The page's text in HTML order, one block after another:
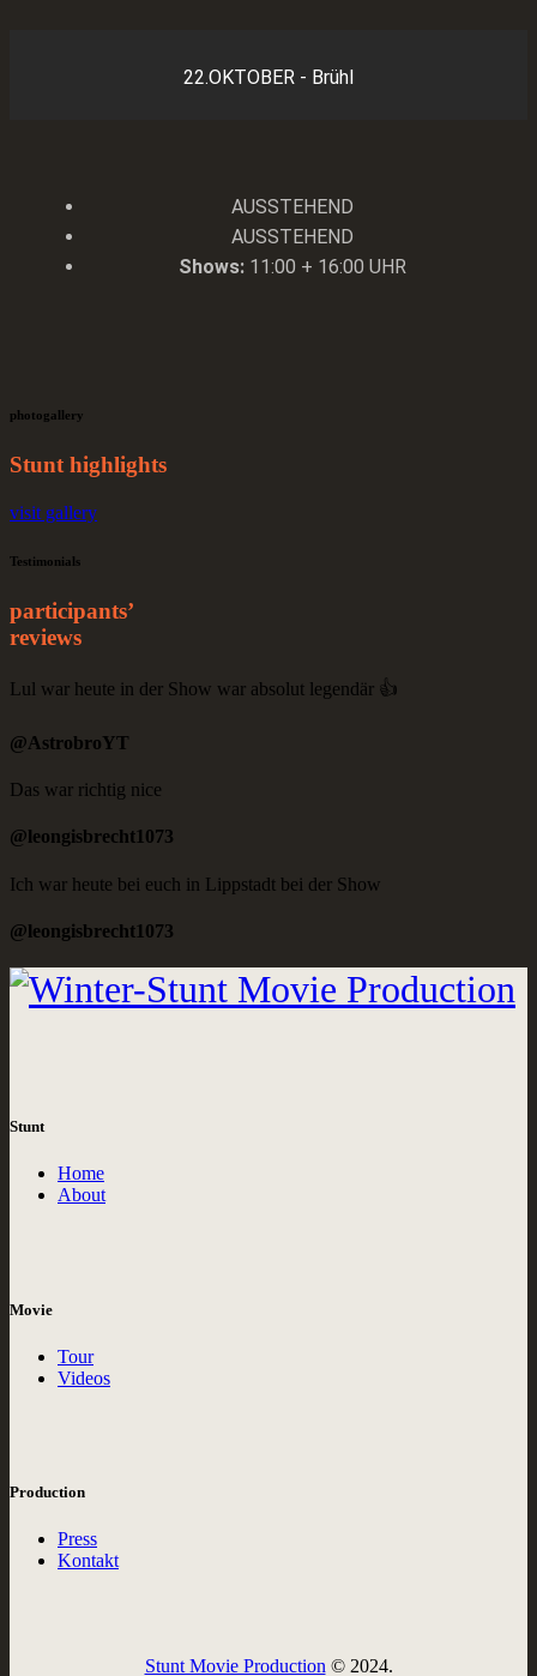
22.OKTOBER - Brühl
AUSSTEHEND
AUSSTEHEND
Shows: 11:00 + 16:00 UHR
photogallery
Stunt highlights
visit gallery
Testimonials
participants’
reviews
Lul war heute in der Show war absolut legendär 👍
@AstrobroYT
Das war richtig nice
@leongisbrecht1073
Ich war heute bei euch in Lippstadt bei der Show
@leongisbrecht1073
Stunt
Home
About
Movie
Tour
Videos
Production
Press
Kontakt
Stunt Movie Production © 2024.